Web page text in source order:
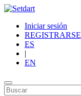
Iniciar sesión
REGISTRARSE
ES
|
EN